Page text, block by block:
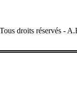
droits réservés -